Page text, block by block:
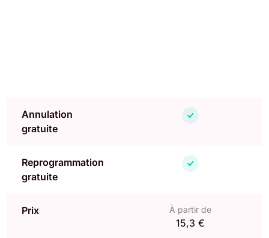
Annulation
gratuite
Reprogrammation
gratuite
Prix À partir de
15,3 €